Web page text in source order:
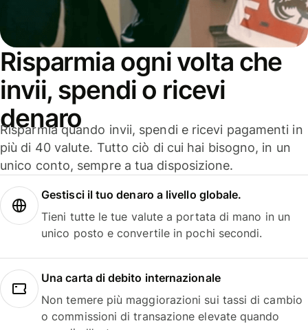
Risparmia ogni volta che
invii, spendi o ricevi
denaro
Risparmia quando invii, spendi e ricevi pagamenti in
più di 40 valute. Tutto ciò di cui hai bisogno, in un
unico conto, sempre a tua disposizione.
Gestisci il tuo denaro a livello globale.
Tieni tutte le tue valute a portata di mano in un
unico posto e convertile in pochi secondi.
Una carta di debito internazionale
Non temere più maggiorazioni sui tassi di cambio
o commissioni di transazione elevate quando